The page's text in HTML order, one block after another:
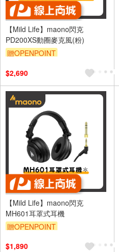
【Mild Life】maono閃克
PD200XS動圈麥克風(粉)
贈OPENPOINT
$2,690
【Mild Life】maono閃克
MH601耳罩式耳機
贈OPENPOINT
$1,890